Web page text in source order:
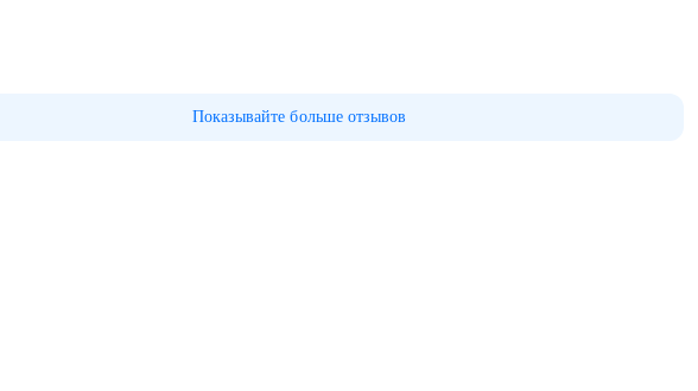
Показывайте больше отзывов